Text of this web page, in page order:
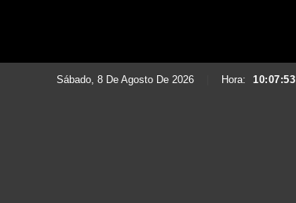
Sábado, 8 De Agosto De 2026 Hora: 10:07:55